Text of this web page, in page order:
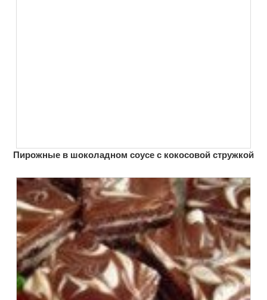
Пирожные в шоколадном соусе с кокосовой стружкой